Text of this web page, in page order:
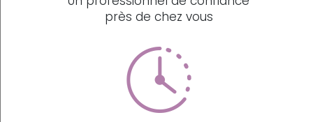
près de chez vous